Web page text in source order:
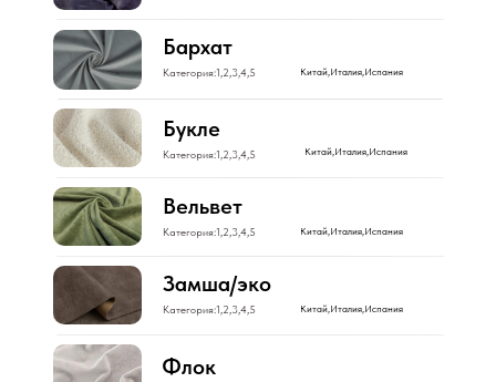
Категория:1,2,3,4,5
Букле
Флок
Вельвет
Категория:1,2,3,4,5 Китай,Италия,Испания
Китай,Италия,Испания
Замша/эко
Категория:1,2,3,4,5 Китай,Италия,Испания
Китай,Италия,Испания
Категория:1,2,3,4,5
Бархат